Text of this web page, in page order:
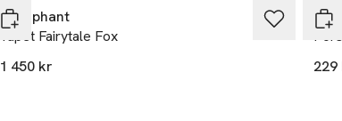
Littlephant
Tapet Fairytale Fox
1 450 kr
229